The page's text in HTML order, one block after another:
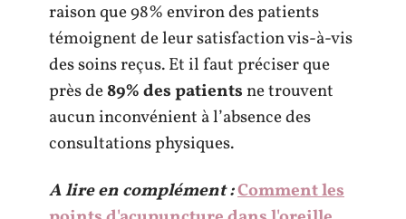
raison que 98% environ des patients
témoignent de leur satisfaction vis-à-vis
des soins reçus. Et il faut préciser que
près de89% des patientsne trouvent
aucun inconvénient à l’absence des
consultations physiques.
A lire en complément :Comment les